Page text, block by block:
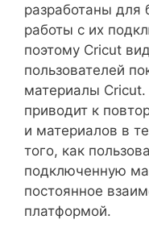
разработаны для
работы с их
поэтому Cricut
пользователей
материалы Cricut.
приводит к
и материалов в
того, как
подключенную
постоянное
платформой.